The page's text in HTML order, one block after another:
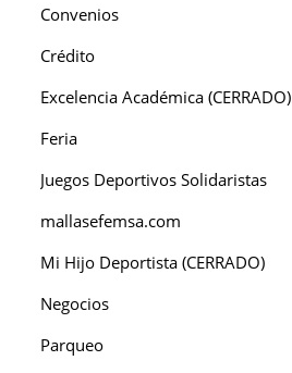
Convenios
Crédito
Excelencia Académica (CERRADO)
Feria
Juegos Deportivos Solidaristas
mallasefemsa.com
Mi Hijo Deportista (CERRADO)
Negocios
Parqueo